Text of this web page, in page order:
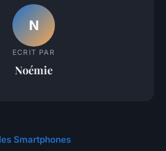
N
ECRIT PAR
Noémie
Smartphones